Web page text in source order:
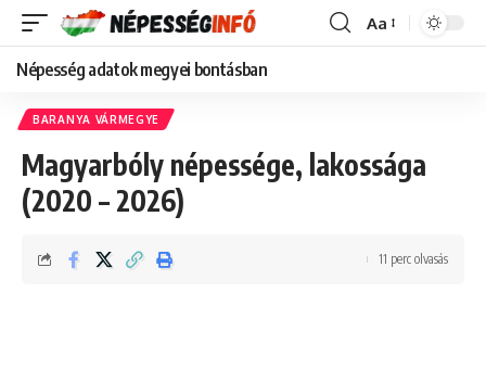
Font
Aa
Népesség adatok megyei bontásban
BARANYA VÁRMEGYE
Magyarbóly népessége, lakossága
(2020 – 2026)
11 perc olvasás